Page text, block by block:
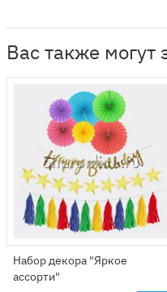
Вас также могут
Набор декора "Яркое
ассорти"